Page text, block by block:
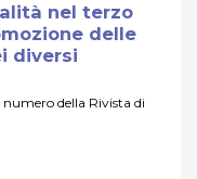
nel terzo
delle
diversi
della Rivista di